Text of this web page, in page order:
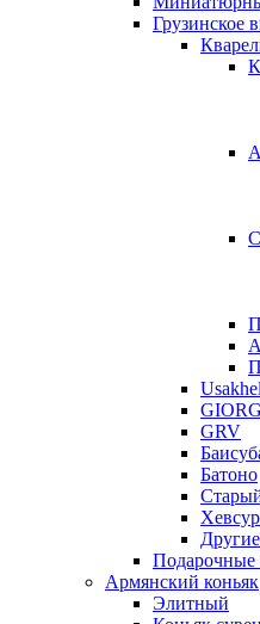
Грузинское
GRV
Батоно
Другие
Подарочные
Армянский коньяк
Элитный